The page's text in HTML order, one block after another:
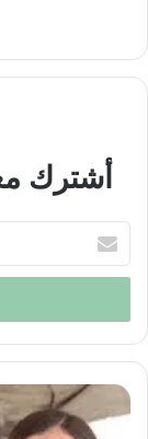
أشترك
بريدك
الإلكتروني
بيان
مشترك